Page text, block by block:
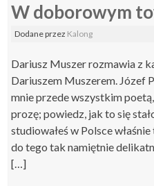
W doborowym
Dodaneprzez Kalong
Dariusz Muszer rozmawia z
Dariuszem Muszerem. Józef
mnie przede wszystkim
prozę; powiedz, jak to się
studiowałeś w Polsce
do tego tak namiętnie
[…]